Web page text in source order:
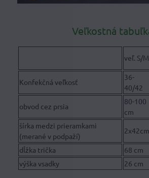
Veľkostná
veľ. S/M
Konfekčná veľkosť
36-
40/42
obvod cez prsia
80-100
cm
šírka medzi prieramkami
(merané v podpaží)
2x42cm
dĺžka trička
68 cm
výška vsadky
26 cm